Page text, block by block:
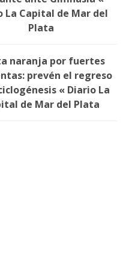
La Capital de Mar del
Plata
naranja por fuertes
prevén el regreso
« Diario La
de Mar del Plata